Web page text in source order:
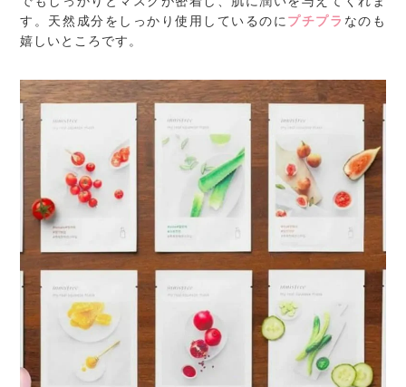
す。天然成分をしっかり使用しているのにプチプラ なのも
嬉しいところです。